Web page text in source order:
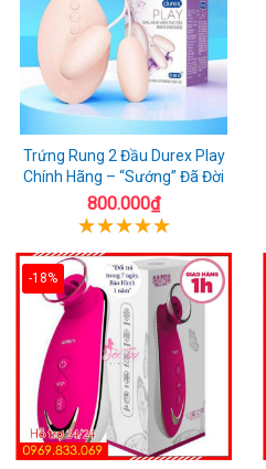
Trứng Rung 2 Đầu Durex Play
Chính Hãng – “Sướng” Đã Đời
800.000₫
-18%